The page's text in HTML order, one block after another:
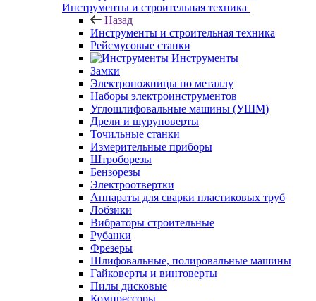
Инструменты и строительная техника
Назад
Инструменты и строительная техника
Рейсмусовые станки
Инструменты
Замки
Электроножницы по металлу
Наборы электроинструментов
Углошлифовальные машины (УШМ)
Дрели и шуруповерты
Точильные станки
Измерительные приборы
Штроборезы
Бензорезы
Электроотвертки
Аппараты для сварки пластиковых труб
Лобзики
Вибраторы строительные
Рубанки
Фрезеры
Шлифовальные, полировальные машины
Гайковерты и винтоверты
Пилы дисковые
Компрессоры